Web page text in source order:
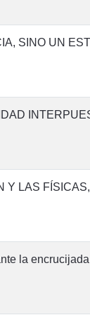
SINO UN
LAS
la